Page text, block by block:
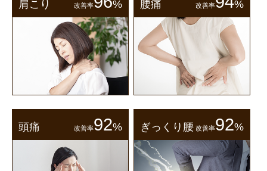
肩こり 改善率 % 腰痛 改善率 %
頭痛 改善率92% ぎっくり腰 改善率92%